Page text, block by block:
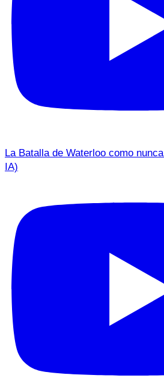
La Batalla de Waterloo como
IA)